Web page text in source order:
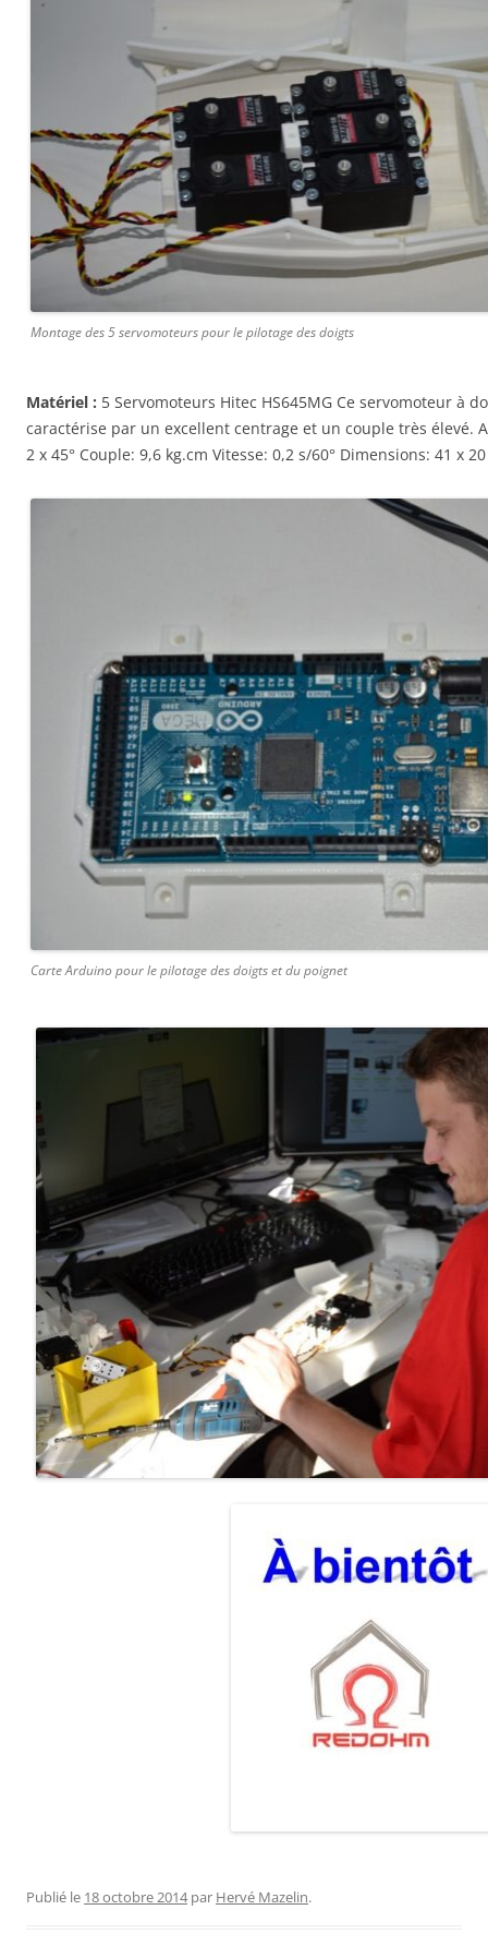
Montage des 5 servomoteurs pour le pilotage des doigts
Matériel : 5 Servomoteurs Hitec HS645MG Ce servomoteur à
caractérise par un excellent centrage et un couple très élevé.
2 x 45° Couple: 9,6 kg.cm Vitesse: 0,2 s/60° Dimensions: 41 x
Carte Arduino pour le pilotage des doigts et du poignet
Publié le 18 octobre 2014par Hervé Mazelin.